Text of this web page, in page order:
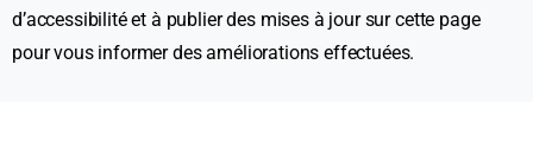
d’accessibilité et à publier des mises à jour sur cette page
pour vous informer des améliorations effectuées.